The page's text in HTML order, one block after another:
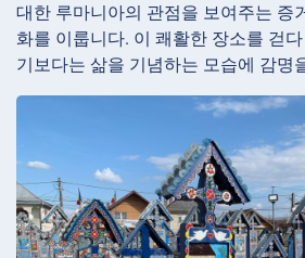
대한 루마니아의 관점을 보여주는 증
화를 이룹니다. 이 쾌활한 장소를 걷
기보다는 삶을 기념하는 모습에 감명